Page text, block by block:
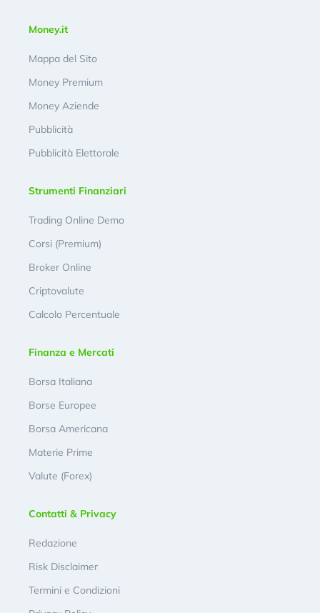
Money.it
Mappa del Sito
Money Premium
Money Aziende
Pubblicità
Pubblicità Elettorale
Strumenti Finanziari
Trading Online Demo
Corsi (Premium)
Broker Online
Criptovalute
Calcolo Percentuale
Finanza e Mercati
Borsa Italiana
Borse Europee
Borsa Americana
Materie Prime
Valute (Forex)
Contatti & Privacy
Redazione
Risk Disclaimer
Termini e Condizioni